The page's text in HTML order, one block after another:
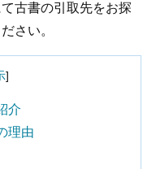
古書の引取先をお探
さい。
]
介
理由